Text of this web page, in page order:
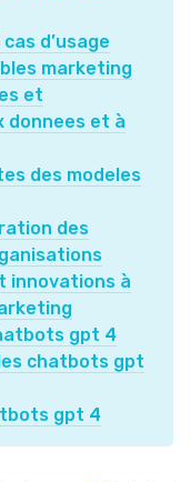
d’usage
marketing
et
donnees et à
des modeles
des
innovations à
gpt 4
chatbots gpt
gpt 4